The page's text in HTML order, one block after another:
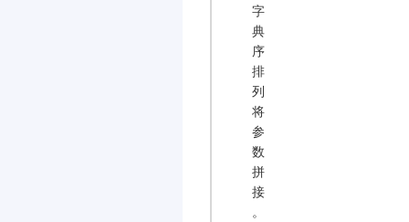
字
典
序
排
列
将
参
数
拼
接
。